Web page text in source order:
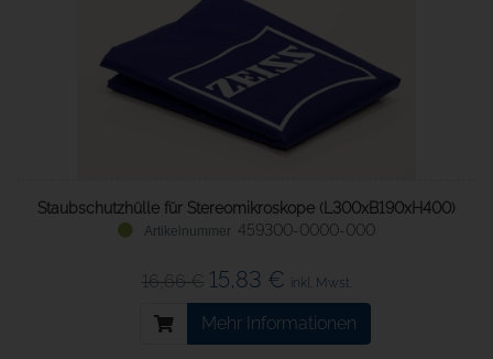
Staubschutzhülle für Stereomikroskope (L300xB190xH400)
459300-0000-000
16,66 € 15,83 € inkl. Mwst.
Mehr Informationen